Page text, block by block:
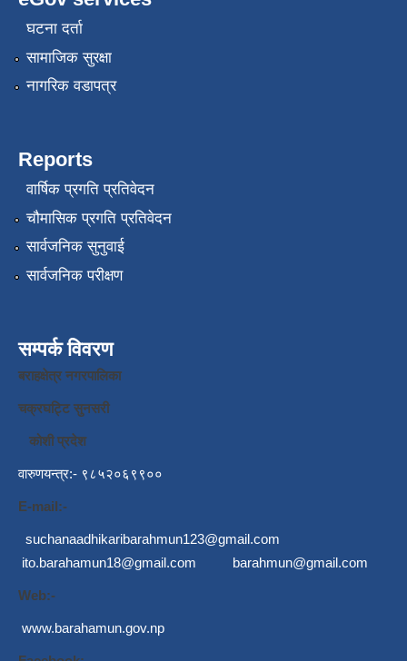
घटना दर्ता
सामाजिक सुरक्षा
नागरिक वडापत्र
Reports
वार्षिक प्रगति प्रतिवेदन
चौमासिक प्रगति प्रतिवेदन
सार्वजनिक सुनुवाई
सार्वजनिक परीक्षण
सम्पर्क विवरण
बराहक्षेत्र नगरपालिका
चक्रघट्टि सुनसरी
कोशी प्रदेश
वारुणयन्त्र:- ९८५२०६९९००
E-mail:-
suchanaadhikaribarahmun123@gmail.com
ito.barahamun18@gmail.com
barahmun@gmail.com
Web:-
www.barahamun.gov.np